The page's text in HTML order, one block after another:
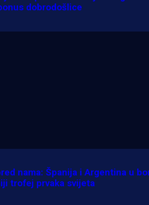
dobrodošlice
nama: Španija i Argentina u
trofej prvaka svijeta